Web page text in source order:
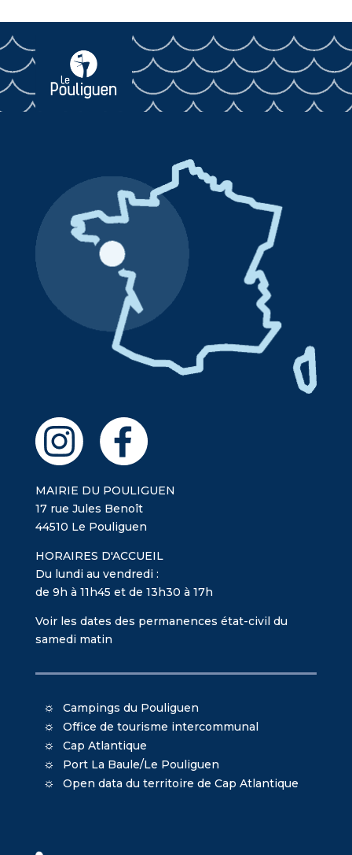
MAIRIE DU POULIGUEN
17 rue Jules Benoît
44510 Le Pouliguen
HORAIRES D'ACCUEIL
Du lundi au vendredi :
de 9h à 11h45 et de 13h30 à 17h
Voir les dates des permanences état-civil du
samedi matin
Campings du Pouliguen
Office de tourisme intercommunal
Cap Atlantique
Port La Baule/Le Pouliguen
Open data du territoire de Cap Atlantique